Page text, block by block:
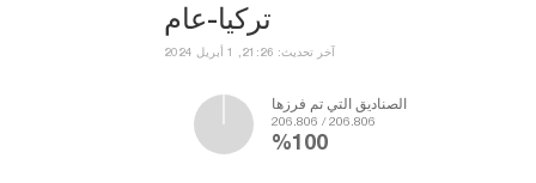
تركيا-عام
آخر تحديث: 21:26, 1 أبريل 2024
الصناديق التي تم فرزها
206.806 / 206.806
%100